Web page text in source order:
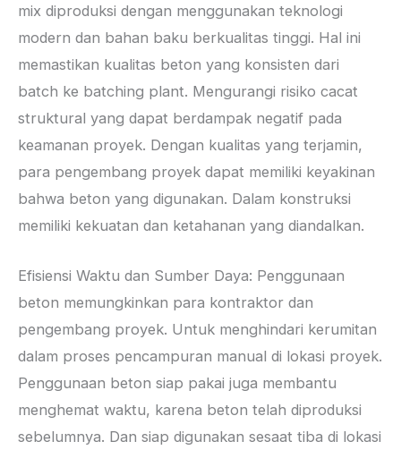
mix diproduksi dengan menggunakan teknologi
modern dan bahan baku berkualitas tinggi. Hal ini
memastikan kualitas beton yang konsisten dari
batch ke batching plant. Mengurangi risiko cacat
struktural yang dapat berdampak negatif pada
keamanan proyek. Dengan kualitas yang terjamin,
para pengembang proyek dapat memiliki keyakinan
bahwa beton yang digunakan. Dalam konstruksi
memiliki kekuatan dan ketahanan yang diandalkan.
Efisiensi Waktu dan Sumber Daya: Penggunaan
beton memungkinkan para kontraktor dan
pengembang proyek. Untuk menghindari kerumitan
dalam proses pencampuran manual di lokasi proyek.
Penggunaan beton siap pakai juga membantu
menghemat waktu, karena beton telah diproduksi
sebelumnya. Dan siap digunakan sesaat tiba di lokasi